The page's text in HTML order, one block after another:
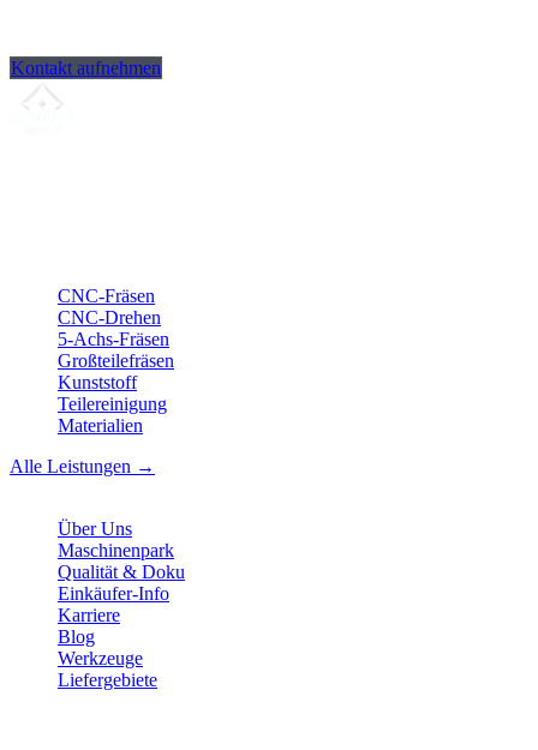
Kontakt aufnehmen
CNC-Fräsen
CNC-Drehen
5-Achs-Fräsen
Großteilefräsen
Kunststoff
Teilereinigung
Materialien
Alle Leistungen →
Über Uns
Maschinenpark
Qualität & Doku
Einkäufer-Info
Karriere
Blog
Werkzeuge
Liefergebiete